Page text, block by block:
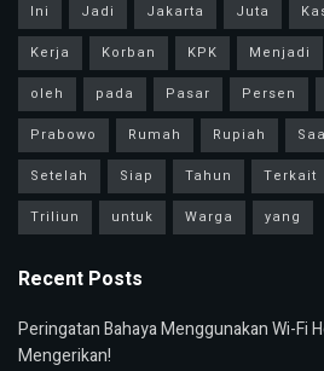
Ini
Jadi Jakarta Juta
Kerja
Korban KPK Menjadi
oleh
pada Pasar Persen
Prabowo
Rumah Rupiah
Setelah
Siap Tahun Terkait
Triliun
untuk Warga yang
Recent Posts
Peringatan Bahaya Menggunakan Wi-Fi
Mengerikan!